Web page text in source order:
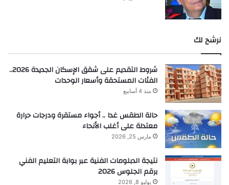
نرشح لك
شروط التقديم على شقق الإسكان الجديدة 2026..
الفئات المستحقة وأسعار الوحدات
منذ 4 أسابيع
حالة الطقس غدا .. أجواء مستقرة ودرجات حرارة
معتدلة على أغلب الأنحاء
مارس 25, 2026
نتيجة الدبلومات الفنية عبر بوابة التعليم الفني
برقم الجلوس 2026
يوليو 8, 2026